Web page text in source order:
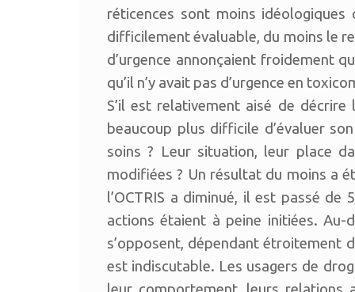
réticences sont moins
difficilement évaluable, du moins le
d’urgence annonçaient froidement
qu’il n’y avait pas d’urgence en
S’il est relativement aisé de
beaucoup plus difficile d’évaluer
soins ? Leur situation, leur place
modifiées ? Un résultat du moins a
l’OCTRIS a diminué, il est passé
actions étaient à peine initiées.
s’opposent, dépendant étroitement
est indiscutable. Les usagers de